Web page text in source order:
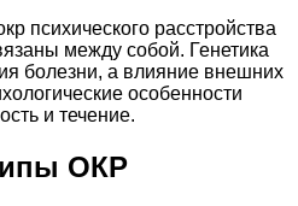
психического расстройства
между собой. Генетика
болезни, а влияние внешних
особенности
и течение.
ОКР